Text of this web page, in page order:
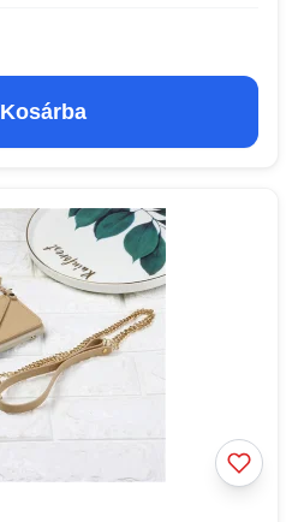
Kosárba